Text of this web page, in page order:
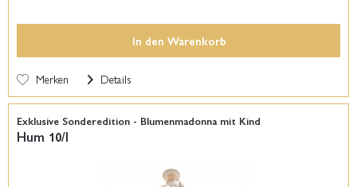
In den Warenkorb
Merken Details
Exklusive Sonderedition - Blumenmadonna mit Kind
Hum 10/I